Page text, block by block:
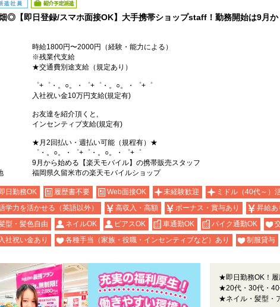
員 紹介予定派遣
◎【即日登録/スマホ面接OK】大手携帯ショップstaff！勤務開始は9月か
時給1800円〜2000円（経験・能力による）
※残業代支給
★交通費別途支給（規定あり）
゜+゜・。○。・゜+゜・。○。・゜+゜
入社祝い金10万円支給(規定有)
お友達を紹介頂くと,
インセンティブ支給(規定有)
★月2回払い・週払い可能（規程有）★
゜・。○。・゜+゜・。○。・゜+゜
9月から始める【楽天モバイル】の携帯販売スタッフ
福岡県久留米市の楽天モバイルショップ
日勤務OK 履歴書不要 Web面接OK 未経験歓迎 ミドル（40代～）
学力を活かせる（英語以外）
高収入・高額 ボーナス・賞与あり 昇給あ
型・髪色自由
ネイルOK ピアスOK 車通勤OK バイク通勤OK
入社祝い金あり
各種手当（家族・役職・インセンティブなど）あり 制服貸与
★即日勤務OK！
★20代・30代・40
★ネイル・髪型・